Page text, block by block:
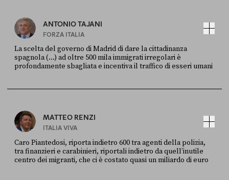
ANTONIO TAJANI
FORZA ITALIA
La scelta del governo di Madrid di dare la cittadinanza
spagnola (...) ad oltre 500 mila immigrati irregolari è
profondamente sbagliata e incentiva il traffico di esseri umani
MATTEO RENZI
ITALIA VIVA
Caro Piantedosi, riporta indietro 600 tra agenti della polizia,
tra finanzieri e carabinieri, riportali indietro da quell’inutile
centro dei migranti, che ci è costato quasi un miliardo di euro